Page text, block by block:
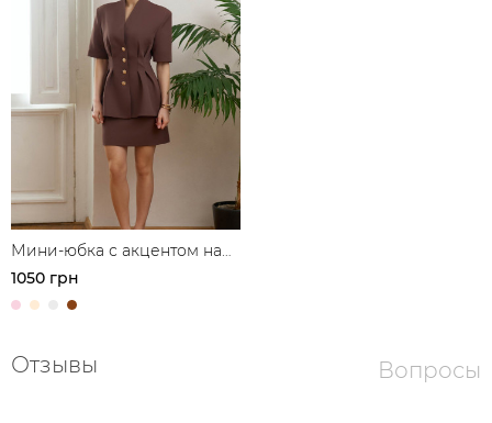
Мини-юбка с акцентом на
талии
1050 грн
Отзывы Вопросы